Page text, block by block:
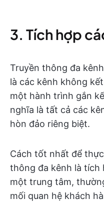
3. Tích hợp
Truyền thông đa
là các kênh không
một hành trình gắn
nghĩa là tất cả các
hòn đảo riêng biệt.
Cách tốt nhất để
thông đa kênh là tích
một trung tâm,
mối quan hệ khách